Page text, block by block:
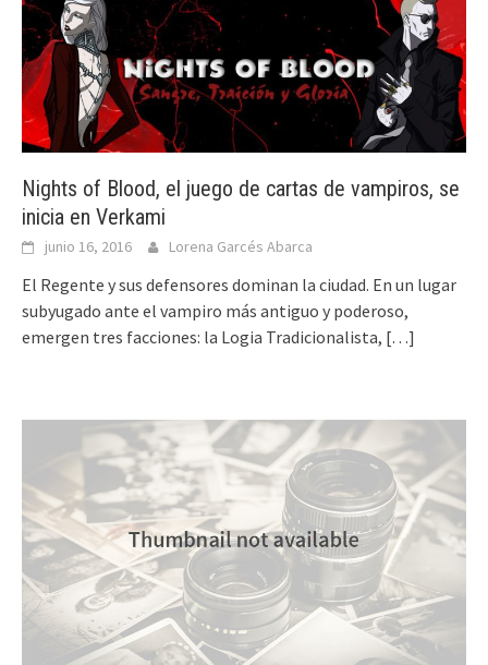
Nights of Blood, el juego de cartas de vampiros, se
inicia en Verkami
junio 16, 2016 Lorena Garcés Abarca
El Regente y sus defensores dominan la ciudad. En un lugar
subyugado ante el vampiro más antiguo y poderoso,
emergen tres facciones: la Logia Tradicionalista, […]